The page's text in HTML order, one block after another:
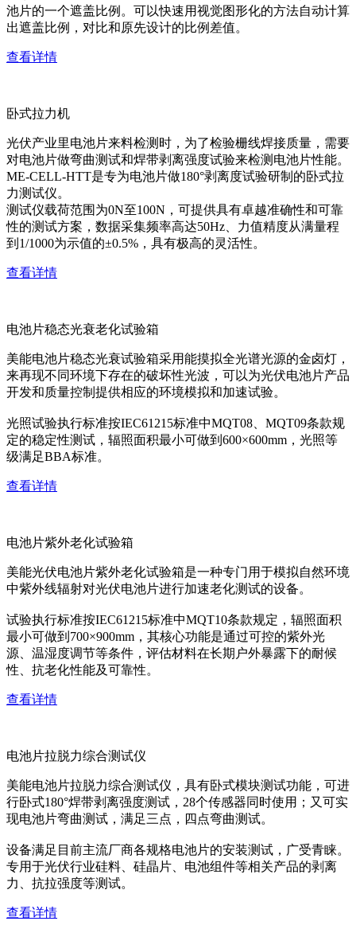
池片的一个遮盖比例。可以快速用视觉图形化的方法自动计算
出遮盖比例，对比和原先设计的比例差值。
查看详情
卧式拉力机
光伏产业里电池片来料检测时，为了检验栅线焊接质量，需要
对电池片做弯曲测试和焊带剥离强度试验来检测电池片性能。
ME-CELL-HTT是专为电池片做180°剥离度试验研制的卧式拉
力测试仪。
测试仪载荷范围为0N至100N，可提供具有卓越准确性和可靠
性的测试方案，数据采集频率高达50Hz、力值精度从满量程
到1/1000为示值的±0.5%，具有极高的灵活性。
查看详情
电池片稳态光衰老化试验箱
美能电池片稳态光衰试验箱采用能摸拟全光谱光源的金卤灯，
来再现不同环境下存在的破坏性光波，可以为光伏电池片产品
开发和质量控制提供相应的环境模拟和加速试验。
光照试验执行标准按IEC61215标准中MQT08、MQT09条款规
定的稳定性测试，辐照面积最小可做到600×600mm，光照等
级满足BBA标准。
查看详情
电池片紫外老化试验箱
美能光伏电池片紫外老化试验箱是一种专门用于模拟自然环境
中紫外线辐射对光伏电池片进行加速老化测试的设备。
试验执行标准按IEC61215标准中MQT10条款规定，辐照面积
最小可做到700×900mm，其核心功能是通过可控的紫外光
源、温湿度调节等条件，评估材料在长期户外暴露下的耐候
性、抗老化性能及可靠性。
查看详情
电池片拉脱力综合测试仪
美能电池片拉脱力综合测试仪，具有卧式模块测试功能，可进
行卧式180°焊带剥离强度测试，28个传感器同时使用；又可实
现电池片弯曲测试，满足三点，四点弯曲测试。
设备满足目前主流厂商各规格电池片的安装测试，广受青睐。
专用于光伏行业硅料、硅晶片、电池组件等相关产品的剥离
力、抗拉强度等测试。
查看详情